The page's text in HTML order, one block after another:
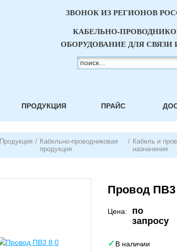
ЗВОНОК ИЗ РЕГИОНОВ
КАБЕЛЬНО-
ОБОРУДОВАНИЕ ДЛЯ
ПРОДУКЦИЯ ПРАЙС
Продукция / Кабельно-проводниковая
продукция
/ Кабель и
назначения
Провод ПВ3
Цена:
по
запросу
В наличии